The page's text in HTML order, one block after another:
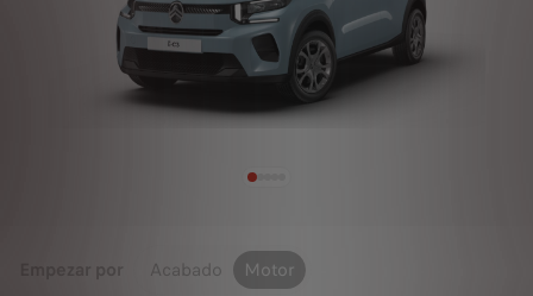
Acabado Motor